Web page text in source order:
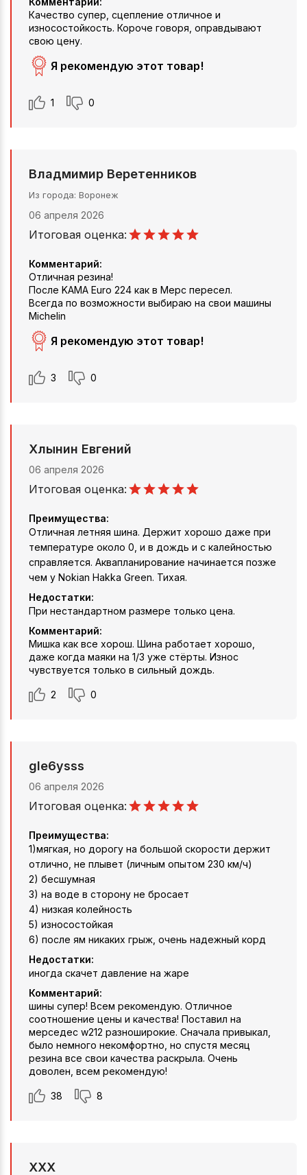
Качество супер, сцепление отличное и
износостойкость. Короче говоря, оправдывают
свою цену.
Я рекомендую этот товар!
1 0
Владмимир Веретенников
Из города Воронеж
06 апреля 2026
Итоговая оценка:
Комментарий:
Отличная резина!
После KAMA Euro 224 как в Мерс пересел.
Всегда по возможности выбираю на свои машины
Michelin
Я рекомендую этот товар!
3 0
Хлынин Евгений
06 апреля 2026
Итоговая оценка:
Преимущества:
Отличная летняя шина. Держит хорошо даже при
температуре около 0, и в дождь и с калейностью
справляется. Аквапланирование начинается позже
чем у Nokian Hakka Green. Тихая.
Недостатки:
При нестандартном размере только цена.
Комментарий:
Мишка как все хорош. Шина работает хорошо,
даже когда маяки на 1/3 уже стёрты. Износ
чувствуется только в сильный дождь.
2 0
gle6ysss
06 апреля 2026
Итоговая оценка:
Преимущества:
1)мягкая, но дорогу на большой скорости держит
отлично, не плывет (личным опытом 230 км/ч)
2) бесшумная
3) на воде в сторону не бросает
4) низкая колейность
5) износостойкая
6) после ям никаких грыж, очень надежный корд
Недостатки:
иногда скачет давление на жаре
Комментарий:
шины супер! Всем рекомендую. Отличное
соотношение цены и качества! Поставил на
мерседес w212 разноширокие. Сначала привыкал,
было немного некомфортно, но спустя месяц
резина все свои качества раскрыла. Очень
доволен, всем рекомендую!
38 8
XXX